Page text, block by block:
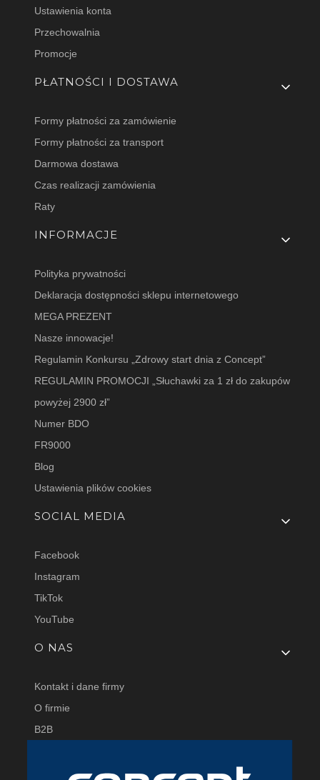
Ustawienia konta
Przechowalnia
Promocje
PŁATNOŚCI I DOSTAWA
Formy płatności za zamówienie
Formy płatności za transport
Darmowa dostawa
Czas realizacji zamówienia
Raty
INFORMACJE
Polityka prywatności
Deklaracja dostępności sklepu internetowego
MEGA PREZENT
Nasze innowacje!
Regulamin Konkursu „Zdrowy start dnia z Concept”
REGULAMIN PROMOCJI „Słuchawki za 1 zł do zakupów
powyżej 2900 zł”
Numer BDO
FR9000
Blog
Ustawienia plików cookies
SOCIAL MEDIA
Facebook
Instagram
TikTok
YouTube
O NAS
Kontakt i dane firmy
O firmie
B2B